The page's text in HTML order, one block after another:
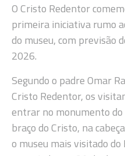
O Cristo Redentor
primeira iniciativa rumo
do museu, com previsão
2026.
Segundo o padre Omar
Cristo Redentor, os
entrar no monumento
braço do Cristo, na
o museu mais visitado do